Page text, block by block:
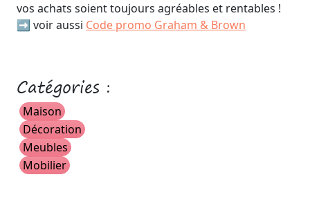
vos achats soient toujours agréables et rentables !
➡️ voir aussi Code promo Graham & Brown
Catégories :
Maison
Décoration
Meubles
Mobilier